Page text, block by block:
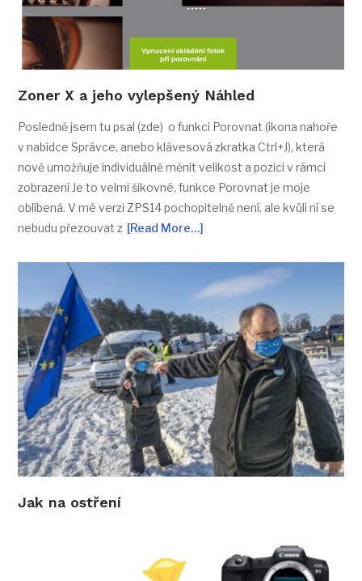
Zoner X a jeho vylepšený Náhled
Posledně jsem tu psal (zde) o funkci Porovnat (ikona nahoře
v nabídce Správce, anebo klávesová zkratka Ctrl+J), která
nově umožňuje individuálně měnit velikost a pozici v rámci
zobrazení Je to velmi šikovné, funkce Porovnat je moje
oblíbená. V mé verzi ZPS14 pochopitelně není, ale kvůli ní se
nebudu přezouvat z [Read More…]
Jak na ostření